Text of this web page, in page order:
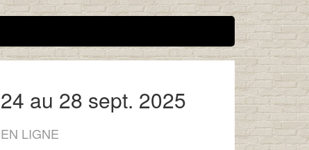
24 au 28 sept. 2025
EN LIGNE